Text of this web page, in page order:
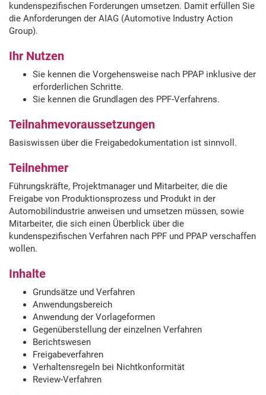
kundenspezifischen Forderungen umsetzen. Damit erfüllen Sie
die Anforderungen der AIAG (Automotive Industry Action
Group).
Ihr Nutzen
Sie kennen die Vorgehensweise nach PPAP inklusive der
erforderlichen Schritte.
Sie kennen die Grundlagen des PPF-Verfahrens.
Teilnahmevoraussetzungen
Basiswissen über die Freigabedokumentation ist sinnvoll.
Teilnehmer
Führungskräfte, Projektmanager und Mitarbeiter, die die
Freigabe von Produktionsprozess und Produkt in der
Automobilindustrie anweisen und umsetzen müssen, sowie
Mitarbeiter, die sich einen Überblick über die
kundenspezifischen Verfahren nach PPF und PPAP verschaffen
wollen.
Inhalte
Grundsätze und Verfahren
Anwendungsbereich
Anwendung der Vorlageformen
Gegenüberstellung der einzelnen Verfahren
Berichtswesen
Freigabeverfahren
Verhaltensregeln bei Nichtkonformität
Review-Verfahren